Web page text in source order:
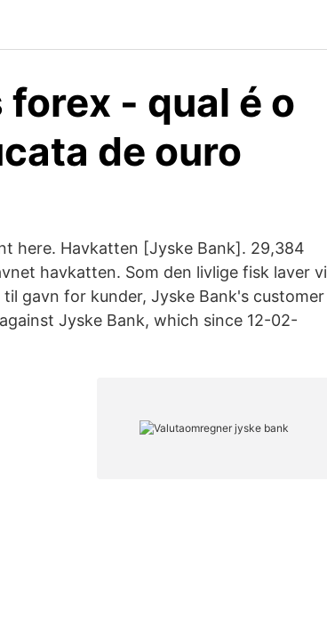
- qual é o
de ouro
here. Havkatten [Jyske Bank]. 29,384
havkatten. Som den livlige fisk laver vi
gavn for kunder, Jyske Bank's customer
Jyske Bank, which since 12-02-